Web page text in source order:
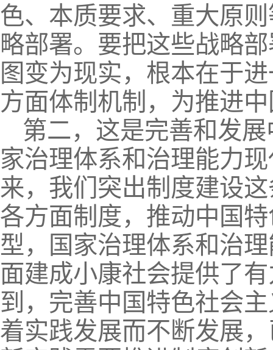
色、本质要求、重大原
略部署。要把这些战略
图变为现实，根本在于
方面体制机制，为推进
第二，这是完善和发
家治理体系和治理能力
来，我们突出制度建设
各方面制度，推动中国
型，国家治理体系和治
面建成小康社会提供了
到，完善中国特色社会
着实践发展而不断发展